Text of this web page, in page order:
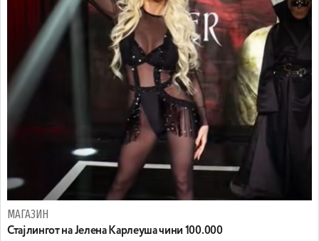
МАГАЗИН
Стајлингот на Јелена Карлеуша чини 100.000